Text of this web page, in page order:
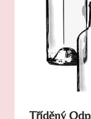
Tříděný